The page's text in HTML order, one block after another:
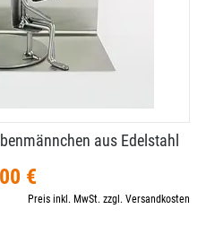
aus Edelstahl
€
Preis inkl. MwSt. zzgl. Versandkosten